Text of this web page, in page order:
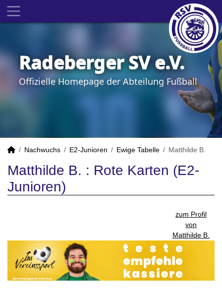
Radeberger SV e.V.
Offizielle Homepage der Abteilung Fußball
Nachwuchs E2-Junioren Ewige Tabelle Matthilde B.
Matthilde B. : Rote Karten (E2-
Junioren)
zum Profil
von
Matthilde B.